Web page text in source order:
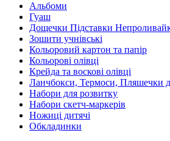
Альбоми
Гуаш
Дощечки Підставки
Зошити учнівські
Кольоровий картон та папір
Кольорові олівці
Крейда та воскові олівці
Ланчбокси, Термоси, Пляшечки
Набори для розвитку
Набори скетч-маркерів
Ножиці дитячі
Обкладинки